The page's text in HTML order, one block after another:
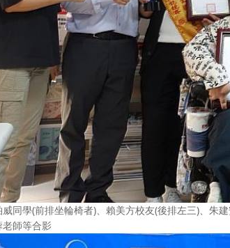
同學(前排坐輪椅者)、賴美方校友(後排左三)、朱
師等合影